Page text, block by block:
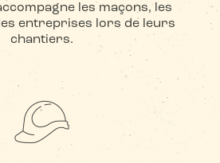
les maçons, les
entreprises lors de leurs
chantiers.